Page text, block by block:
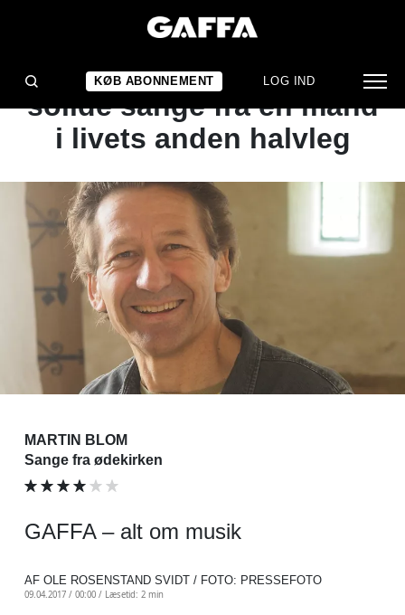
KØB ABONNEMENT LOG IND
KONCERTANMELDELSE
Eftertænksomme og
solide sange fra en mand
i livets anden halvleg
MARTIN BLOM
Sange fra ødekirken
GAFFA – alt om musik
AF OLE ROSENSTAND SVIDT / FOTO: PRESSEFOTO
09.04.2017 / 00:00 / Læsetid: 2 min